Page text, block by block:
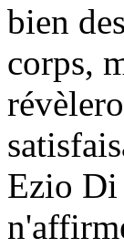
bien
corps,
Ezio Di